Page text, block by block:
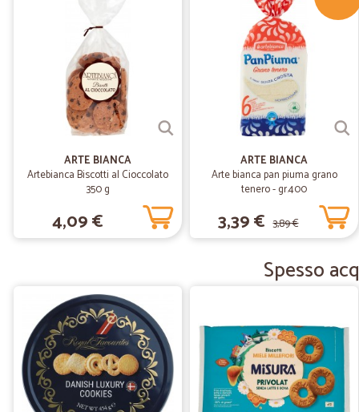
ARTE BIANCA
Artebianca Biscotti al Cioccolato
350 g
4,09 €
ARTE BIANCA
Arte bianca pan piuma grano
tenero - gr.400
3,39 € 3,89 €
Spesso